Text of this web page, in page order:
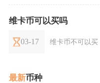
维卡币可以买吗
03-17 维卡币不可以
最新币种